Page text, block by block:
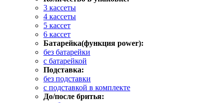
3 кассеты
4 кассеты
5 кассет
6 кассет
Батарейка(функция power):
без батарейки
с батарейкой
Подставка:
без подставки
с подставкой в комплекте
До/после бритья: